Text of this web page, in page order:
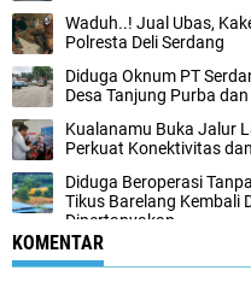
Waduh..! Jual Ubas,
Polresta Deli Serdang
Diduga Oknum PT
Desa Tanjung Purba
Kualanamu Buka Jalur
Perkuat Konektivitas
Diduga Beroperasi
Tikus Barelang Kembali
Dipertanyakan
KOMENTAR